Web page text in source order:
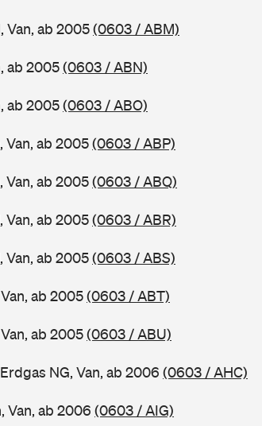
Van, ab 2005(0603 / ABM)
ab 2005(0603 / ABN)
ab 2005(0603 / ABO)
Van, ab 2005(0603 / ABP)
Van, ab 2005(0603 / ABQ)
Van, ab 2005(0603 / ABR)
Van, ab 2005(0603 / ABS)
ab 2005(0603 / ABT)
ab 2005(0603 / ABU)
NG, Van, ab 2006 (0603 / AHC)
Van, ab 2006 (0603 / AIG)